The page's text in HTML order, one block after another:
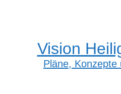
Vision
Pläne, Konzepte